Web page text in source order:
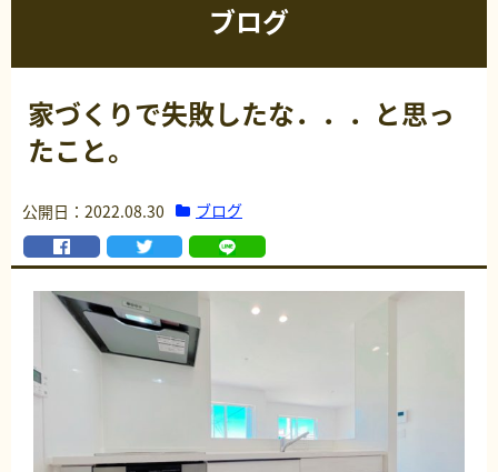
ブログ
家づくりで失敗したな．．．と思っ
たこと。
公開日：2022.08.30 ブログ